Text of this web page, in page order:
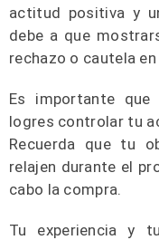
actitud positiva y
debe a que
rechazo o cautela
Es importante
logres controlar tu
Recuerda que tu
relajen durante el
cabo la compra.
Tu experiencia y